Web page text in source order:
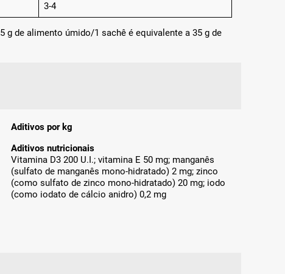
3-4
g de alimento úmido/1 sachê é equivalente a 35 g de
Aditivos por kg
Aditivos nutricionais
Vitamina D3 200 U.I.; vitamina E 50 mg; manganês
(sulfato de manganês mono-hidratado) 2 mg; zinco
(como sulfato de zinco mono-hidratado) 20 mg; iodo
(como iodato de cálcio anidro) 0,2 mg